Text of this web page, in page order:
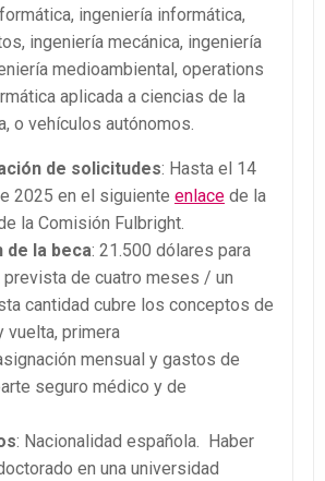
ingeniería informática,
ingeniería mecánica, ingeniería
medioambiental, operations
aplicada a ciencias de la
o vehículos autónomos.
de solicitudes: Hasta el 14
2025 en el siguiente enlace de la
la Comisión Fulbright.
de la beca: 21.500 dólares para
prevista de cuatro meses / un
cantidad cubre los conceptos de
vuelta, primera
mensual y gastos de
seguro médico y de
: Nacionalidad española. Haber
en una universidad